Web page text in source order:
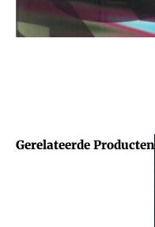
Gerelateerde Producten